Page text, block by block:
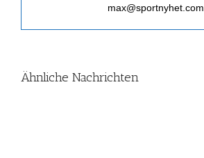
max@sportnyhet.com
Ähnliche Nachrichten